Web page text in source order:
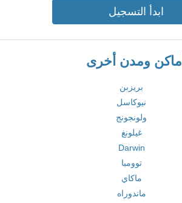
ابدأ التسجيل
أماكن ومدن أخرى
بريزبن
نيوكاسل
ولونجونج
غيلونغ
Darwin
توومبا
ماكاي
ماندوراه